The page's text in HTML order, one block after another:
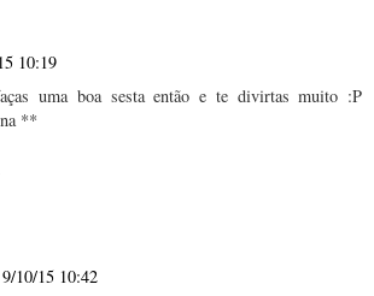
10:19
uma boa sesta então e te divirtas muito :P
**
9/10/15 10:42